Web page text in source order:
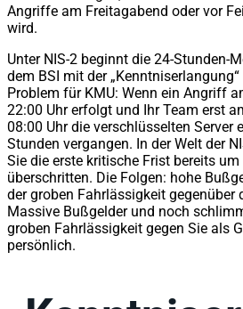
Angriffe am Freitagabend oder vor
wird.
Unter NIS-2 beginnt die 24-Stunden-
dem BSI mit der
Problem für KMU: Wenn ein Angriff
22:00 Uhr erfolgt und Ihr Team erst
08:00 Uhr die verschlüsselten Server
Stunden vergangen. In der Welt der
Sie die erste kritische Frist bereits
überschritten. Die Folgen: hohe
der groben Fahrlässigkeit gegenüber
Massive Bußgelder und noch
groben Fahrlässigkeit gegen Sie als
persönlich.